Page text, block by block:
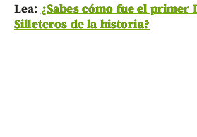
Lea: ¿Sabes cómo fue el primer
Silleteros de la historia?